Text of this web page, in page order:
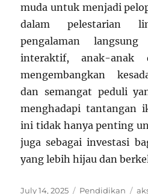
muda untuk menjadi
dalam pelestarian
pengalaman
interaktif, anak-anak
mengembangkan
dan semangat peduli
menghadapi tantangan
ini tidak hanya penting
juga sebagai investasi
yang lebih hijau dan
Posted
July 14, 2025 Categories
Pendidikan